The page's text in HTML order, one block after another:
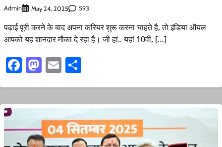
Admin May 24, 2025 593
पढ़ाई पूरी करने के बाद अपना करियर शुरू करना चाहते है, तो इंडिया ऑयल
आपको यह शानदार मौका दे रहा है। जी हां.. यहां 10वीं, […]
Facebook
Mastodon
Email